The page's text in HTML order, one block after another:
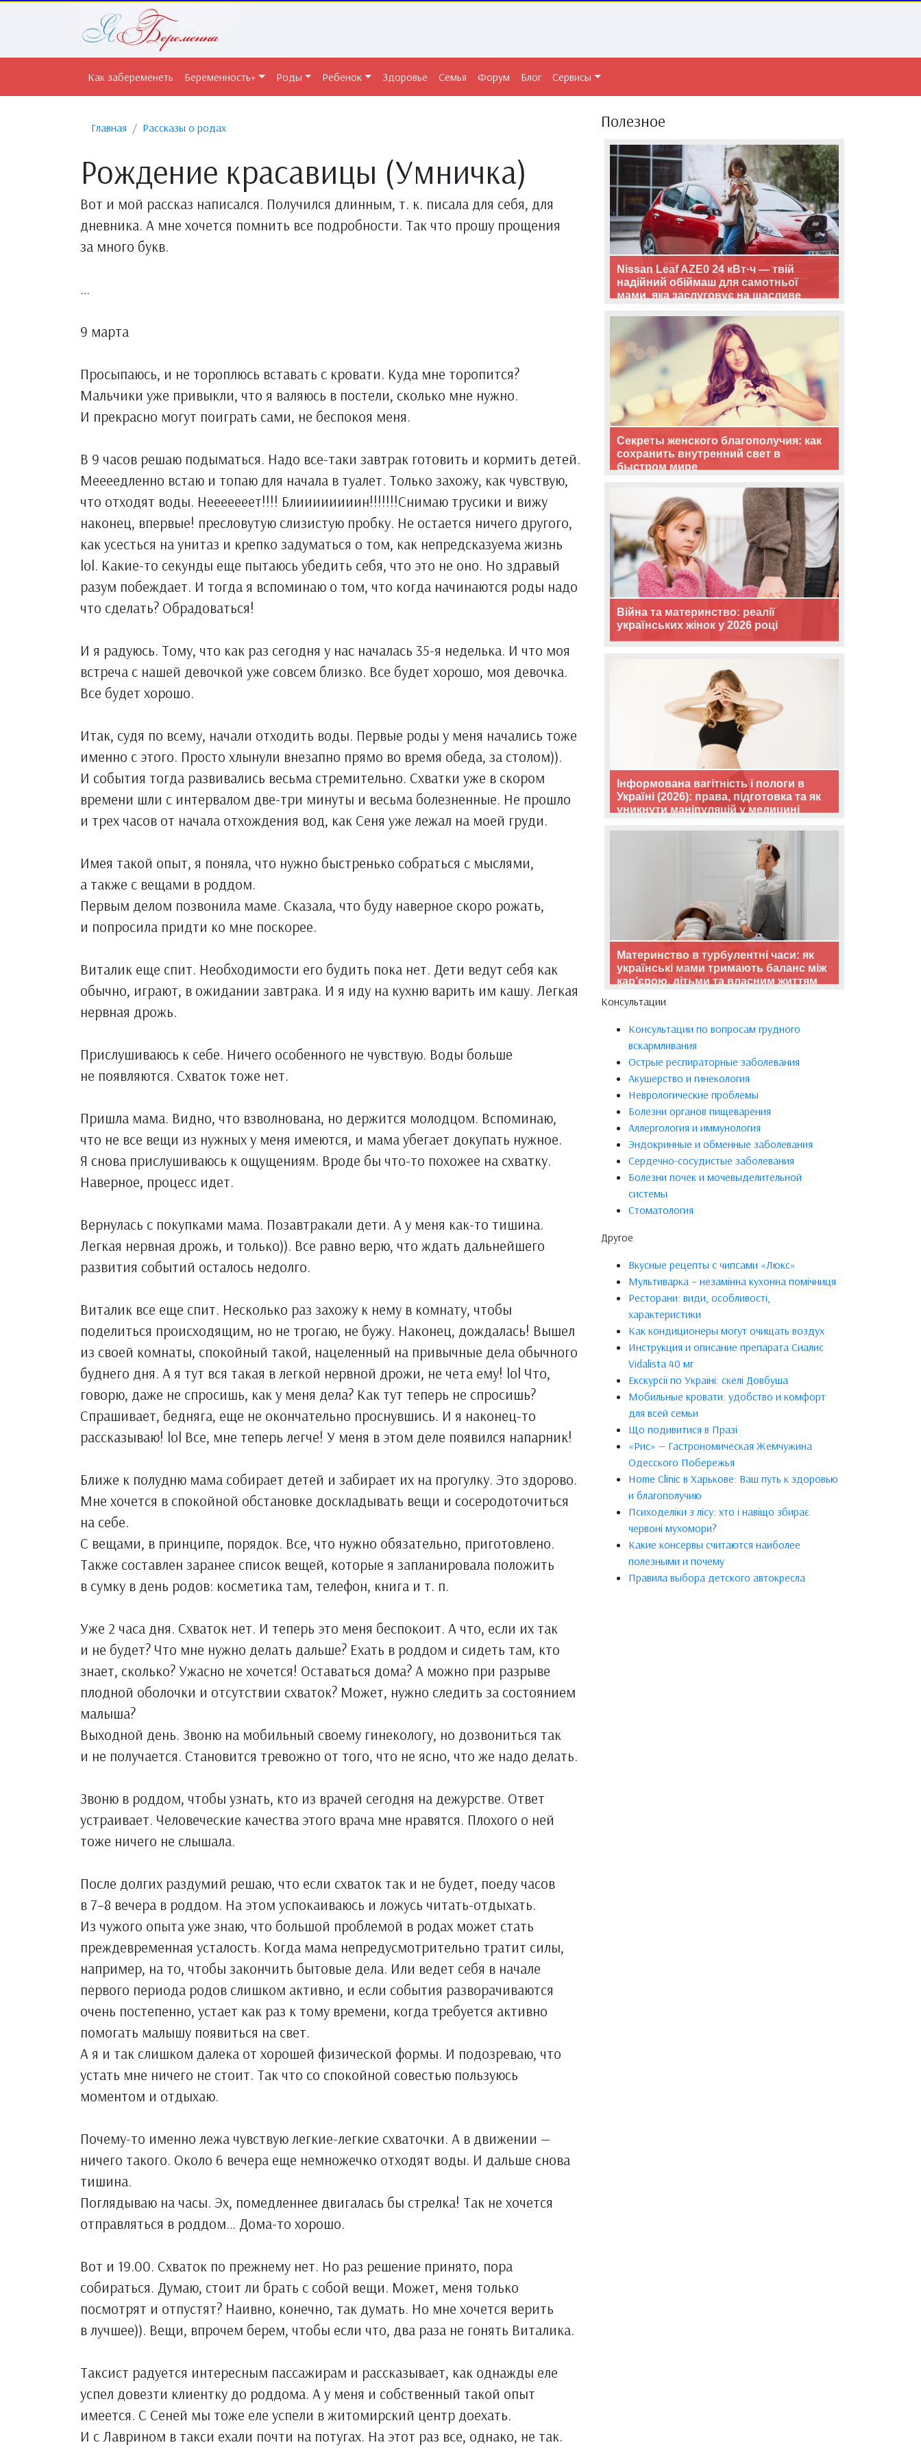
Как забеременеть Беременность+ Роды Ребенок Здоровье Семья Форум Блог Сервисы
Главная Рассказы о родах
Рождение красавицы (Умничка)
Вот и мой рассказ написался. Получился длинным, т. к. писала для себя, для
дневника. А мне хочется помнить все подробности. Так что прошу прощения
за много букв.
…
9 марта
Просыпаюсь, и не тороплюсь вставать с кровати. Куда мне торопится?
Мальчики уже привыкли, что я валяюсь в постели, сколько мне нужно.
И прекрасно могут поиграть сами, не беспокоя меня.
В 9 часов решаю подыматься. Надо все-таки завтрак готовить и кормить детей.
Меееедленно встаю и топаю для начала в туалет. Только захожу, как чувствую,
что отходят воды. Нееееееет!!!! Блиииииииин!!!!!!!Снимаю трусики и вижу
наконец, впервые! пресловутую слизистую пробку. Не остается ничего другого,
как усесться на унитаз и крепко задуматься о том, как непредсказуема жизнь
lol. Какие-то секунды еще пытаюсь убедить себя, что это не оно. Но здравый
разум побеждает. И тогда я вспоминаю о том, что когда начинаются роды надо
что сделать? Обрадоваться!
И я радуюсь. Тому, что как раз сегодня у нас началась 35-я неделька. И что моя
встреча с нашей девочкой уже совсем близко. Все будет хорошо, моя девочка.
Все будет хорошо.
Итак, судя по всему, начали отходить воды. Первые роды у меня начались тоже
именно с этого. Просто хлынули внезапно прямо во время обеда, за столом)).
И события тогда развивались весьма стремительно. Схватки уже в скором
времени шли с интервалом две-три минуты и весьма болезненные. Не прошло
и трех часов от начала отхождения вод, как Сеня уже лежал на моей груди.
Имея такой опыт, я поняла, что нужно быстренько собраться с мыслями,
а также с вещами в роддом.
Первым делом позвонила маме. Сказала, что буду наверное скоро рожать,
и попросила придти ко мне поскорее.
Виталик еще спит. Необходимости его будить пока нет. Дети ведут себя как
обычно, играют, в ожидании завтрака. И я иду на кухню варить им кашу. Легкая
нервная дрожь.
Прислушиваюсь к себе. Ничего особенного не чувствую. Воды больше
не появляются. Схваток тоже нет.
Пришла мама. Видно, что взволнована, но держится молодцом. Вспоминаю,
что не все вещи из нужных у меня имеются, и мама убегает докупать нужное.
Я снова прислушиваюсь к ощущениям. Вроде бы что-то похожее на схватку.
Наверное, процесс идет.
Вернулась с покупками мама. Позавтракали дети. А у меня как-то тишина.
Легкая нервная дрожь, и только)). Все равно верю, что ждать дальнейшего
развития событий осталось недолго.
Виталик все еще спит. Несколько раз захожу к нему в комнату, чтобы
поделиться происходящим, но не трогаю, не бужу. Наконец, дождалась! Вышел
из своей комнаты, спокойный такой, нацеленный на привычные дела обычного
буднего дня. А я тут вся такая в легкой нервной дрожи, не чета ему! lol Что,
говорю, даже не спросишь, как у меня дела? Как тут теперь не спросишь?
Спрашивает, бедняга, еще не окончательно проснувшись. И я наконец-то
рассказываю! lol Все, мне теперь легче! У меня в этом деле появился напарник!
Ближе к полудню мама собирает детей и забирает их на прогулку. Это здорово.
Мне хочется в спокойной обстановке доскладывать вещи и сосеродоточиться
на себе.
С вещами, в принципе, порядок. Все, что нужно обязательно, приготовлено.
Также составлен заранее список вещей, которые я запланировала положить
в сумку в день родов: косметика там, телефон, книга и т. п.
Уже 2 часа дня. Схваток нет. И теперь это меня беспокоит. А что, если их так
и не будет? Что мне нужно делать дальше? Ехать в роддом и сидеть там, кто
знает, сколько? Ужасно не хочется! Оставаться дома? А можно при разрыве
плодной оболочки и отсутствии схваток? Может, нужно следить за состоянием
малыша?
Выходной день. Звоню на мобильный своему гинекологу, но дозвониться так
и не получается. Становится тревожно от того, что не ясно, что же надо делать.
Звоню в роддом, чтобы узнать, кто из врачей сегодня на дежурстве. Ответ
устраивает. Человеческие качества этого врача мне нравятся. Плохого о ней
тоже ничего не слышала.
После долгих раздумий решаю, что если схваток так и не будет, поеду часов
в 7–8 вечера в роддом. На этом успокаиваюсь и ложусь читать-отдыхать.
Из чужого опыта уже знаю, что большой проблемой в родах может стать
преждевременная усталость. Когда мама непредусмотрительно тратит силы,
например, на то, чтобы закончить бытовые дела. Или ведет себя в начале
первого периода родов слишком активно, и если события разворачиваются
очень постепенно, устает как раз к тому времени, когда требуется активно
помогать малышу появиться на свет.
А я и так слишком далека от хорошей физической формы. И подозреваю, что
устать мне ничего не стоит. Так что со спокойной совестью пользуюсь
моментом и отдыхаю.
Почему-то именно лежа чувствую легкие-легкие схваточки. А в движении —
ничего такого. Около 6 вечера еще немножечко отходят воды. И дальше снова
тишина.
Поглядываю на часы. Эх, помедленнее двигалась бы стрелка! Так не хочется
отправляться в роддом… Дома-то хорошо.
Вот и 19.00. Схваток по прежнему нет. Но раз решение принято, пора
собираться. Думаю, стоит ли брать с собой вещи. Может, меня только
посмотрят и отпустят? Наивно, конечно, так думать. Но мне хочется верить
в лучшее)). Вещи, впрочем берем, чтобы если что, два раза не гонять Виталика.
Таксист радуется интересным пассажирам и рассказывает, как однажды еле
успел довезти клиентку до роддома. А у меня и собственный такой опыт
имеется. С Сеней мы тоже еле успели в житомирский центр доехать.
И с Лаврином в такси ехали почти на потугах. На этот раз все, однако, не так.
Полезное
Nissan Leaf AZE0 24 кВт·ч — твій
надійний обіймаш для самотньої
мами, яка заслуговує на щасливе
Секреты женского благополучия: как
сохранить внутренний свет в
быстром мире
Війна та материнство: реалії
українських жінок у 2026 році
Інформована вагітність і пологи в
Україні (2026): права, підготовка та як
уникнути маніпуляцій у медицині
Материнство в турбулентні часи: як
українські мами тримають баланс між
кар’єрою, дітьми та власним життям
Консультации
Консультации по вопросам грудного
вскармливания
Острые респираторные заболевания
Акушерство и гинекология
Неврологические проблемы
Болезни органов пищеварения
Аллергология и иммунология
Эндокринные и обменные заболевания
Сердечно-сосудистые заболевания
Болезни почек и мочевыделительной
системы
Стоматология
Другое
Вкусные рецепты с чипсами «Люкс»
Мультиварка – незамінна кухонна помічниця
Ресторани: види, особливості,
характеристики
Как кондиционеры могут очищать воздух
Инструкция и описание препарата Сиалис
Vidalista 40 мг
Екскурсії по Україні: скелі Довбуша
Мобильные кровати: удобство и комфорт
для всей семьи
Що подивитися в Празі
«Рис» — Гастрономическая Жемчужина
Одесского Побережья
Home Clinic в Харькове: Ваш путь к здоровью
и благополучию
Психоделіки з лісу: хто і навіщо збирає
червоні мухомори?
Какие консервы считаются наиболее
полезными и почему
Правила выбора детского автокресла